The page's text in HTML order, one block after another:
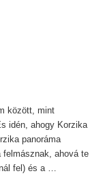
között, mint
idén, ahogy Korzika
panoráma
felmásznak, ahová te
fel) és a …